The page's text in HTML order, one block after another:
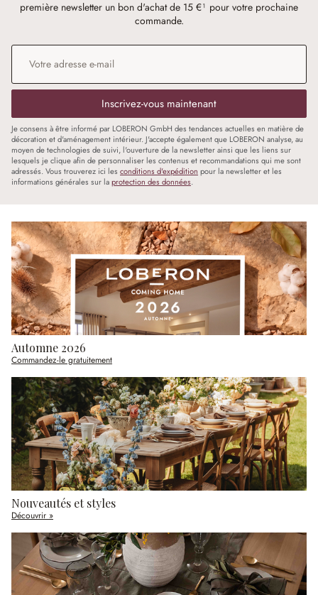
première newsletter un bon d'achat de 15 €¹ pour votre prochaine
commande.
Adresse e-mail
Inscrivez-vous maintenant
Je consens à être informé par LOBERON GmbH des tendances actuelles en matière de
décoration et d'aménagement intérieur. J'accepte également que LOBERON analyse, au
moyen de technologies de suivi, l'ouverture de la newsletter ainsi que les liens sur
lesquels je clique afin de personnaliser les contenus et recommandations qui me sont
adressés. Vous trouverez ici les conditions d'expédition pour la newsletter et les
informations générales sur laprotection des données.
Automne 2026
Commandez-le gratuitement
Nouveautés et styles
Découvrir »